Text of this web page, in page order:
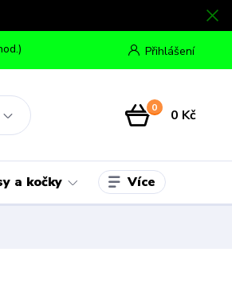
Přihlášení
0 0 Kč
a kočky Více